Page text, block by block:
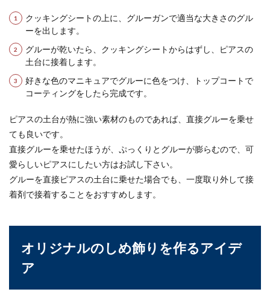
クッキングシートの上に、グルーガンで適当な大きさのグル
ーを出します。
グルーが乾いたら、クッキングシートからはずし、ピアスの
土台に接着します。
好きな色のマニキュアでグルーに色をつけ、トップコートで
コーティングをしたら完成です。
ピアスの土台が熱に強い素材のものであれば、直接グルーを乗せ
ても良いです。
直接グルーを乗せたほうが、ぷっくりとグルーが膨らむので、可
愛らしいピアスにしたい方はお試し下さい。
グルーを直接ピアスの土台に乗せた場合でも、一度取り外して接
着剤で接着することをおすすめします。
オリジナルのしめ飾りを作るアイデ
ア